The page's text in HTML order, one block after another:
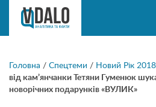
Головна / Спецтеми / Новий Рік 2018
від кам’янчанки Тетяни Гуменюк
новорічних подарунків «ВУЛИК»